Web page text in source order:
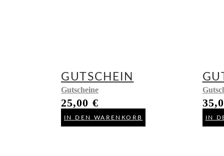
GUTSCHEIN
Gutscheine
25,00 €
IN DEN WARENKORB IN